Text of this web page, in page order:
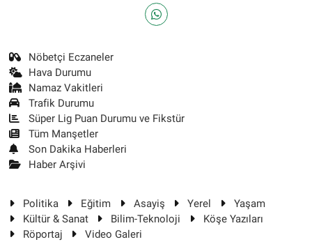
Nöbetçi Eczaneler
Hava Durumu
Namaz Vakitleri
Trafik Durumu
Süper Lig Puan Durumu ve Fikstür
Tüm Manşetler
Son Dakika Haberleri
Haber Arşivi
Politika Eğitim Asayiş Yerel
Yaşam
Kültür & Sanat
Bilim-Teknoloji
Köşe Yazıları
Röportaj
Video Galeri